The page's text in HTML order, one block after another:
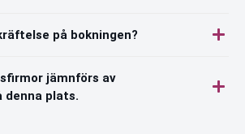
på bokningen?
jämnförs av
denna plats.